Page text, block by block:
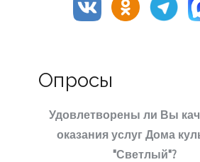
Опросы
Удовлетворены ли Вы
оказания услуг Дома
"Светлый"?